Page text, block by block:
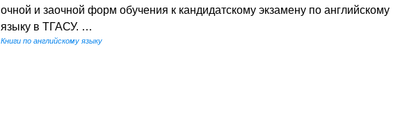
очной и заочной форм обучения к кандидатскому экзамену по английскому
языку в ТГАСУ. …
Книги по английскому языку